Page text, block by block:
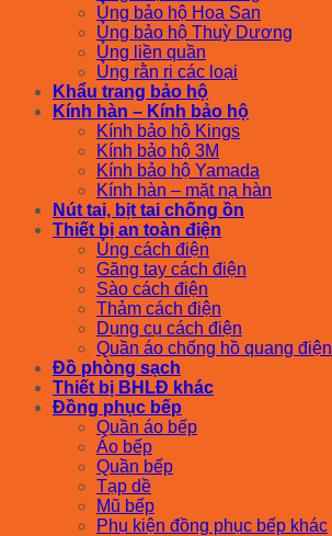
Ủng bảo hộ Hoa San
Ủng bảo hộ Thuỳ Dương
Ủng liền quần
Ủng rằn ri các loại
Khẩu trang bảo hộ
Kính hàn – Kính bảo hộ
Kính bảo hộ Kings
Kính bảo hộ 3M
Kính bảo hộ Yamada
Kính hàn – mặt nạ hàn
Nút tai, bịt tai chống ồn
Thiết bị an toàn điện
Ủng cách điện
Găng tay cách điện
Sào cách điện
Thảm cách điện
Dụng cụ cách điện
Quần áo chống hồ quang điện
Đồ phòng sạch
Thiết bị BHLĐ khác
Đồng phục bếp
Quần áo bếp
Áo bếp
Quần bếp
Tạp dề
Mũ bếp
Phụ kiện đồng phục bếp khác